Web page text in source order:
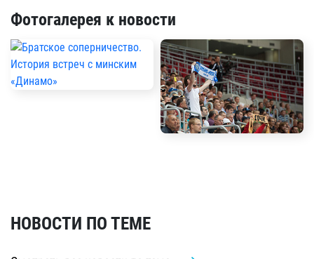
Фотогалерея к новости
НОВОСТИ ПО ТЕМЕ